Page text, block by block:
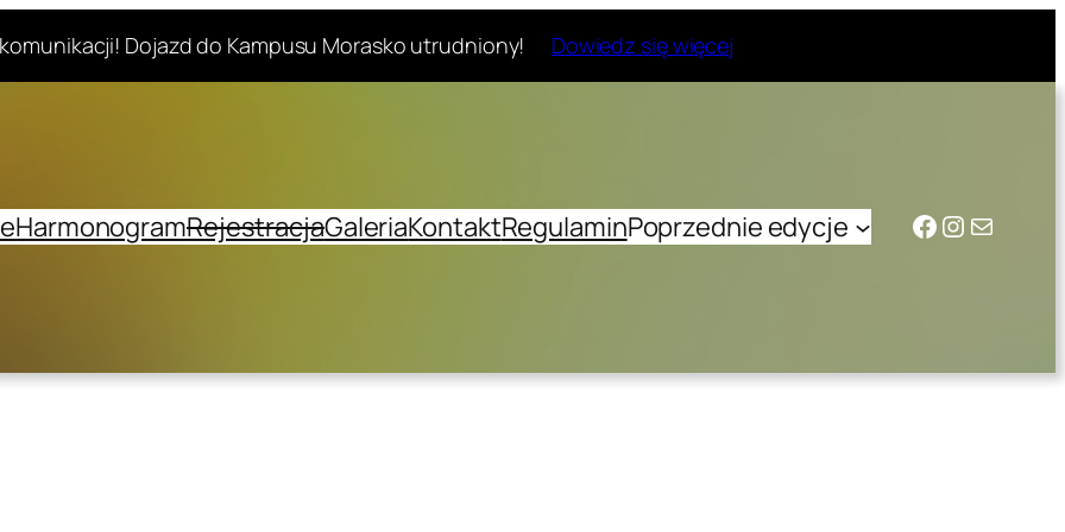
Dojazd do Kampusu Morasko utrudniony! Dowiedz się więcej
HarmonogramRejestracjaGaleriaKontaktRegulaminPoprzednie edycje Facebook
Instagram
Mail